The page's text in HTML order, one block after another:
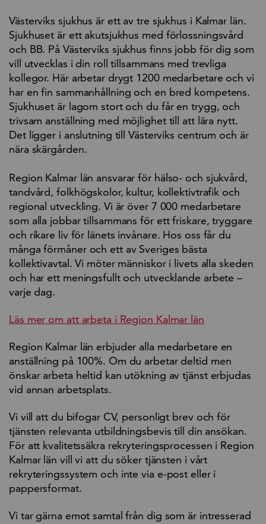
Västerviks sjukhus är ett av tre sjukhus i Kalmar län.
Sjukhuset är ett akutsjukhus med förlossningsvård
och BB. På Västerviks sjukhus finns jobb för dig som
vill utvecklas i din roll tillsammans med trevliga
kollegor. Här arbetar drygt 1200 medarbetare och vi
har en fin sammanhållning och en bred kompetens.
Sjukhuset är lagom stort och du får en trygg, och
trivsam anställning med möjlighet till att lära nytt.
Det ligger i anslutning till Västerviks centrum och är
nära skärgården.
Region Kalmar län ansvarar för hälso- och sjukvård,
tandvård, folkhögskolor, kultur, kollektivtrafik och
regional utveckling. Vi är över 7 000 medarbetare
som alla jobbar tillsammans för ett friskare, tryggare
och rikare liv för länets invånare. Hos oss får du
många förmåner och ett av Sveriges bästa
kollektivavtal. Vi möter människor i livets alla skeden
och har ett meningsfullt och utvecklande arbete –
varje dag.
Läs mer om att arbeta i Region Kalmar län
Region Kalmar län erbjuder alla medarbetare en
anställning på 100%. Om du arbetar deltid men
önskar arbeta heltid kan utökning av tjänst erbjudas
vid annan arbetsplats.
Vi vill att du bifogar CV, personligt brev och för
tjänsten relevanta utbildningsbevis till din ansökan.
För att kvalitetssäkra rekryteringsprocessen i Region
Kalmar län vill vi att du söker tjänsten i vårt
rekryteringssystem och inte via e-post eller i
pappersformat.
Vi tar gärna emot samtal från dig som är intresserad